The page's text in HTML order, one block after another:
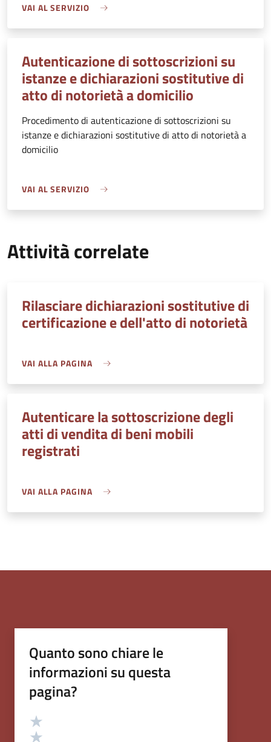
VAI AL SERVIZIO
Autenticazione di sottoscrizioni su
istanze e dichiarazioni sostitutive di
atto di notorietà a domicilio
Procedimento di autenticazione di sottoscrizioni su
istanze e dichiarazioni sostitutive di atto di notorietà a
domicilio
VAI AL SERVIZIO
Attività correlate
Rilasciare dichiarazioni sostitutive di
certificazione e dell'atto di notorietà
VAI ALLA PAGINA
Autenticare la sottoscrizione degli
atti di vendita di beni mobili
registrati
VAI ALLA PAGINA
Quanto sono chiare le
informazioni su questa
pagina?
Valutazione